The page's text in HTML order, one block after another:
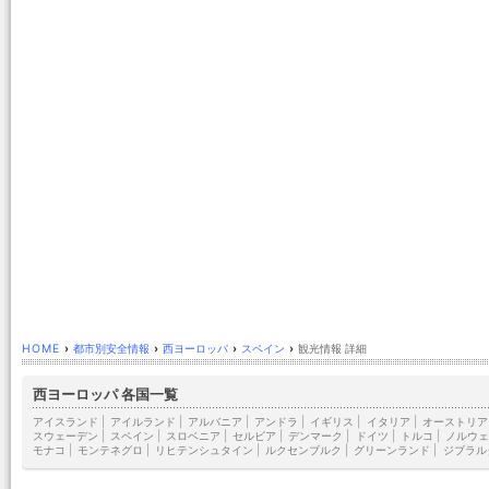
HOME › 都市別安全情報 › 西ヨーロッパ › スペイン › 観光情報 詳細
西ヨーロッパ 各国一覧
アイスランド アイルランド アルバニア アンドラ イギリス イタリア オーストリア
スウェーデン
スペイン スロベニア セルビア デンマーク ドイツ トルコ
ノルウ
モナコ
モンテネグロ リヒテンシュタイン ルクセンブルク グリーンランド ジブラル